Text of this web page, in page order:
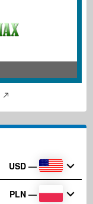
USD —
PLN —